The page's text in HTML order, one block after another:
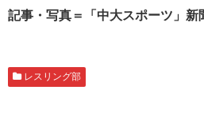
記事・写真＝「中大スポーツ」新
レスリング部